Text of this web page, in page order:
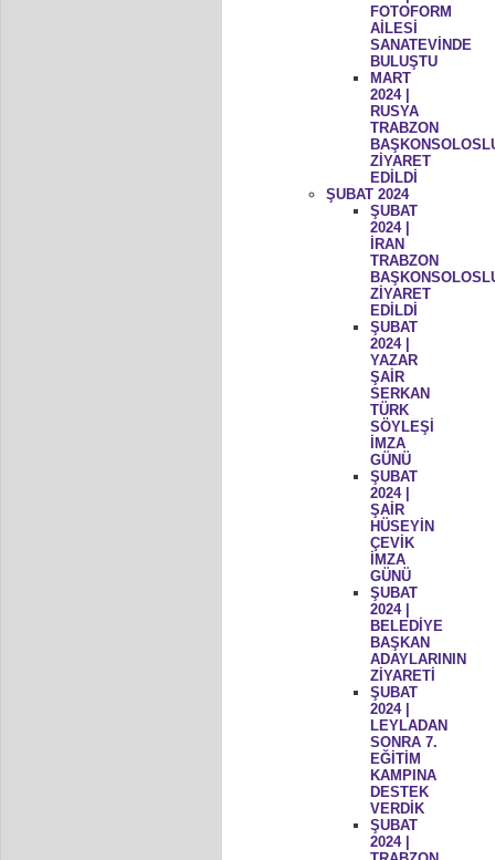
FOTOFORM
AİLESİ
SANATEVİNDE
BULUŞTU
MART
2024 |
RUSYA
TRABZON
ZİYARET
EDİLDİ
ŞUBAT 2024
ŞUBAT
2024 |
İRAN
TRABZON
ZİYARET
EDİLDİ
ŞUBAT
2024 |
YAZAR
ŞAİR
SERKAN
TÜRK
SÖYLEŞİ
İMZA
GÜNÜ
ŞUBAT
2024 |
ŞAİR
HÜSEYİN
ÇEVİK
İMZA
GÜNÜ
ŞUBAT
2024 |
BELEDİYE
BAŞKAN
ADAYLARININ
ZİYARETİ
ŞUBAT
2024 |
LEYLADAN
SONRA 7.
EĞİTİM
KAMPINA
DESTEK
VERDİK
ŞUBAT
2024 |